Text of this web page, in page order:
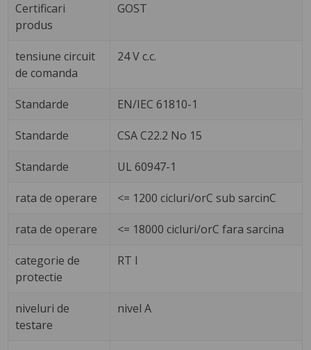
Certificari
produs
GOST
tensiune circuit
de comanda
24 V c.c.
Standarde EN/IEC 61810-1
Standarde CSA C22.2 No 15
Standarde UL 60947-1
rata de operare <= 1200 cicluri/orC sub sarcinC
rata de operare <= 18000 cicluri/orC fara sarcina
categorie de
protectie
RT I
niveluri de
testare
nivel A